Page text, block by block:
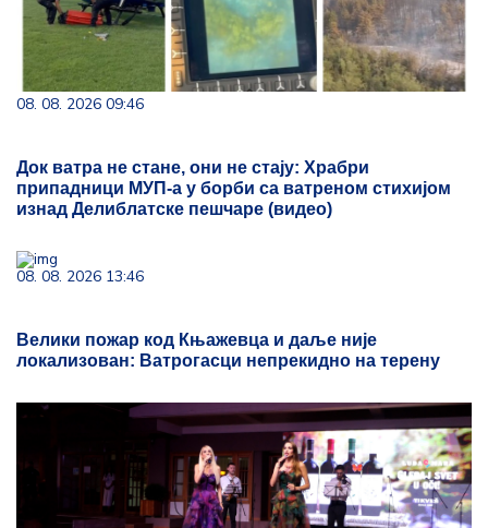
08. 08. 2026 09:46
Док ватра не стане, они не стају: Храбри
припадници МУП-а у борби са ватреном стихијом
изнад Делиблатске пешчаре (видео)
08. 08. 2026 13:46
Велики пожар код Књажевца и даље није
локализован: Ватрогасци непрекидно на терену